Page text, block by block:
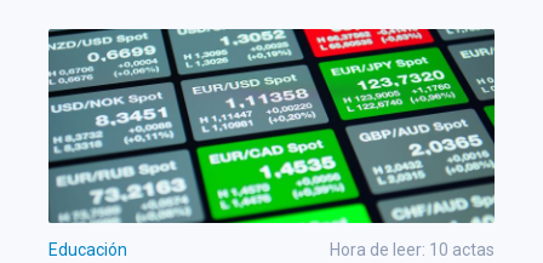
Educación Hora de leer: 10 actas